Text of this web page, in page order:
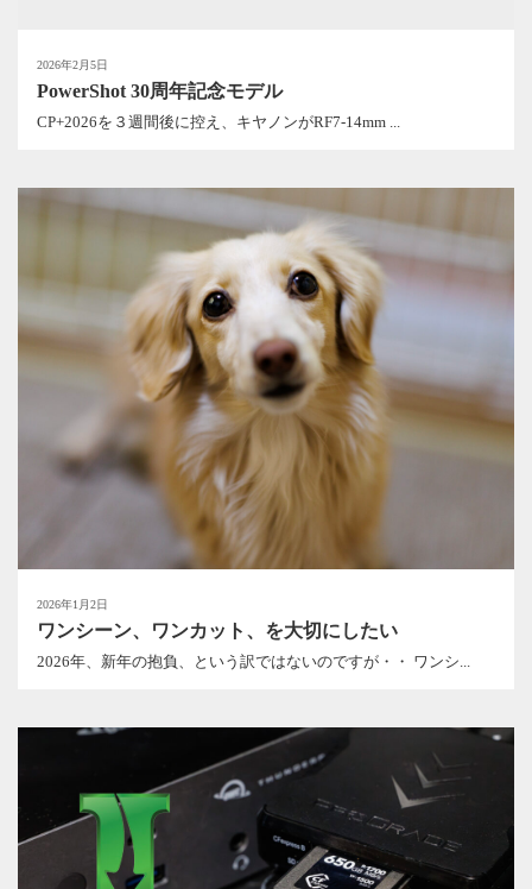
2026年2月5日
PowerShot 30周年記念モデル
CP+2026を３週間後に控え、キヤノンがRF7-14mm ...
2026年1月2日
ワンシーン、ワンカット、を大切にしたい
2026年、新年の抱負、という訳ではないのですが・・ ワンシ...